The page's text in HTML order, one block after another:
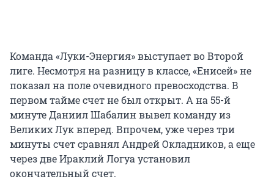
Команда «Луки-Энергия» выступает во Второй
лиге. Несмотря на разницу в классе, «Енисей» не
показал на поле очевидного превосходства. В
первом тайме счет не был открыт. А на 55-й
минуте Даниил Шабалин вывел команду из
Великих Лук вперед. Впрочем, уже через три
минуты счет сравнял Андрей Окладников, а еще
через две Ираклий Логуа установил
окончательный счет.